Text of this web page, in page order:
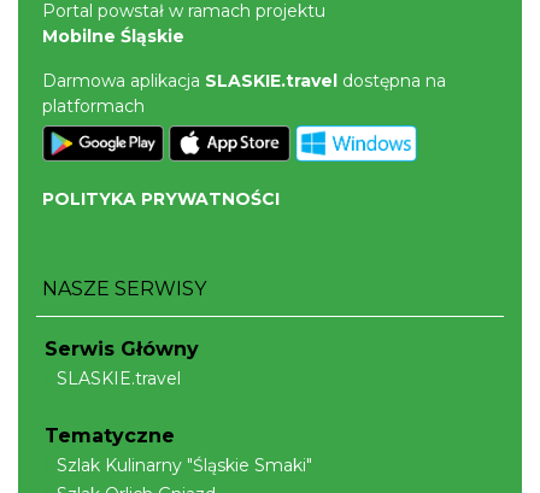
Portal powstał w ramach projektu
Mobilne Śląskie
Darmowa aplikacja SLASKIE.travel dostępna na
platformach
POLITYKA PRYWATNOŚCI
NASZE SERWISY
Serwis Główny
SLASKIE.travel
Tematyczne
Szlak Kulinarny "Śląskie Smaki"